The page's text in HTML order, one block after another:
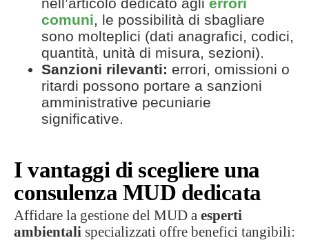
comuni, le possibilità di sbagliare
sono molteplici (dati anagrafici, codici,
quantità, unità di misura, sezioni).
Sanzioni rilevanti: errori, omissioni o
ritardi possono portare a sanzioni
amministrative pecuniarie
significative.
I vantaggi di scegliere una
consulenza MUD dedicata
Affidare la gestione del MUD a esperti
ambientali specializzati offre benefici tangibili: